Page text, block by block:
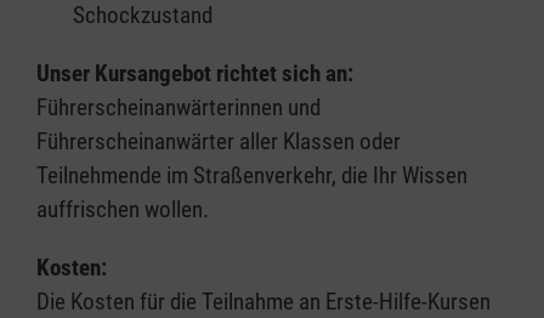
Schockzustand
Unser Kursangebot richtet sich an:
Führerscheinanwärterinnen und
Führerscheinanwärter aller Klassen oder
Teilnehmende im Straßenverkehr, die Ihr Wissen
auffrischen wollen.
Kosten:
Die Kosten für die Teilnahme an Erste-Hilfe-Kursen